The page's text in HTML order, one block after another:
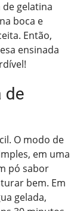
gelatina
boca e
Então,
ensinada
de
O modo de
em uma
pó sabor
bem. Em
gelada,